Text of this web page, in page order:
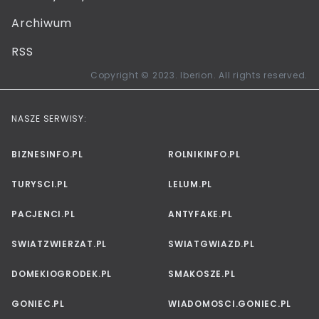
Archiwum
RSS
Copyright © 2023. Iberion. All rights reserved.
NASZE SERWISY:
BIZNESINFO.PL ROLNIKINFO.PL
TURYSCI.PL LELUM.PL
PACJENCI.PL ANTYFAKE.PL
SWIATZWIERZAT.PL SWIATGWIAZD.PL
DOMEKIOGRODEK.PL SMAKOSZE.PL
GONIEC.PL WIADOMOSCI.GONIEC.PL